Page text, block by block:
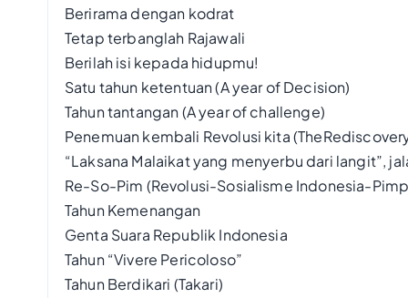
Berirama dengan kodrat
Tetap terbanglah Rajawali
Berilah isi kepada hidupmu!
Satu tahun ketentuan (A year of Decision)
Tahun tantangan (A year of challenge)
Penemuan kembali Revolusi kita
“Laksana Malaikat yang menyerbu dari langit”,
Re-So-Pim (Revolusi-Sosialisme Indonesia-
Tahun Kemenangan
Genta Suara Republik Indonesia
Tahun “Vivere Pericoloso”
Tahun Berdikari (Takari)